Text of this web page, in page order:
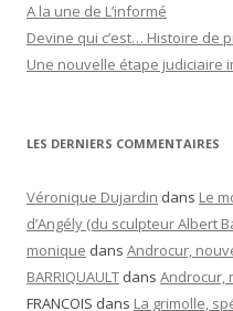
A la une de L’informé
Devine qui c’est… Histoire de
Une nouvelle étape judiciaire
LES DERNIERS COMMENTAIRES
Véronique Dujardin dans Le
d’Angély (du sculpteur Albert
monique dans Androcur,
BARRIQUAULT dans Androcur,
FRANCOIS dans La grimolle,